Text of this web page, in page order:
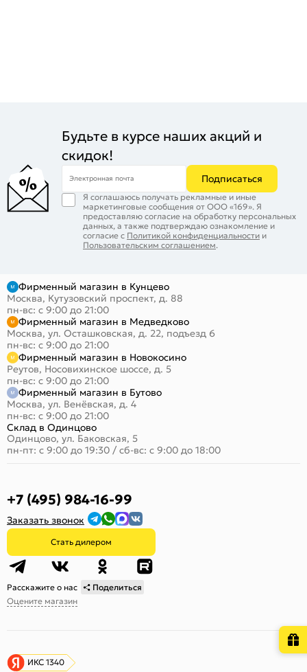
Будьте в курсе наших акций и
скидок!
Электронная почта Подписаться
Я соглашаюсь получать рекламные и иные
маркетинговые сообщения от ООО «169». Я
предоставляю согласие на обработку персональных
данных, а также подтверждаю ознакомление и
согласие с Политикой конфиденциальности и
Пользовательским соглашением.
Фирменный магазин в Кунцево
Москва, Кутузовский проспект, д. 88
пн-вс: с 9:00 до 21:00
Фирменный магазин в Медведково
Москва, ул. Осташковская, д. 22, подъезд 6
пн-вс: с 9:00 до 21:00
Фирменный магазин в Новокосино
Реутов, Носовихинское шоссе, д. 5
пн-вс: с 9:00 до 21:00
Фирменный магазин в Бутово
Москва, ул. Венёвская, д. 4
пн-вс: с 9:00 до 21:00
Склад в Одинцово
Одинцово, ул. Баковская, 5
пн-пт: с 9:00 до 19:30 / сб-вс: с 9:00 до 18:00
+7 (495) 984-16-99
Заказать звонок
Стать дилером
Расскажите о нас
Поделиться
Оцените магазин
ИКС 1340